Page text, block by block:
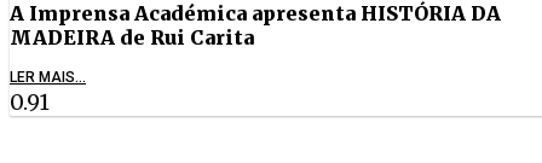
A Imprensa Académica apresenta HISTÓRIA DA
MADEIRA de Rui Carita
LER MAIS...